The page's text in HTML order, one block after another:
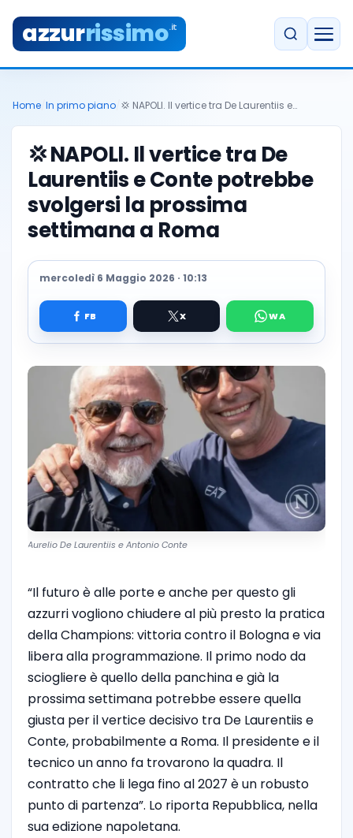
azzurrissimo.it
Home In primo piano 💢 NAPOLI. Il vertice tra De Laurentiis e…
💢NAPOLI. Il vertice tra De
Laurentiis e Conte potrebbe
svolgersi la prossima
settimana a Roma
mercoledì 6 Maggio 2026 · 10:13
Aurelio De Laurentiis e Antonio Conte
“Il futuro è alle porte e anche per questo gli
azzurri vogliono chiudere al più presto la pratica
della Champions: vittoria contro il Bologna e via
libera alla programmazione. Il primo nodo da
sciogliere è quello della panchina e già la
prossima settimana potrebbe essere quella
giusta per il vertice decisivo tra De Laurentiis e
Conte, probabilmente a Roma. Il presidente e il
tecnico un anno fa trovarono la quadra. Il
contratto che li lega fino al 2027 è un robusto
punto di partenza”. Lo riporta Repubblica, nella
sua edizione napoletana.